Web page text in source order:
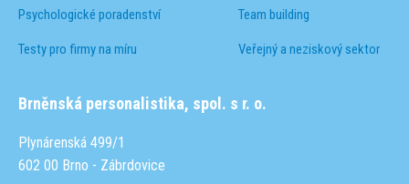
Psychologické poradenství
Testy pro firmy na míru
Team building
Veřejný a neziskový sektor
Brněnská personalistika, spol. s r. o.
Plynárenská 499/1
602 00 Brno - Zábrdovice